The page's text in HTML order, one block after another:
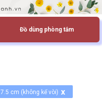
Đồ dùng phòng tắm
7.5 cm (không kể vòi) x